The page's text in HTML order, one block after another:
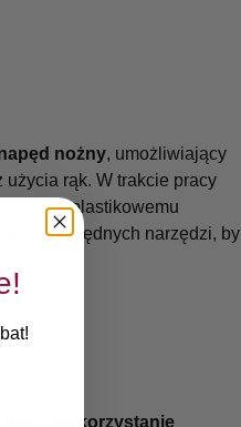
nożny, umożliwiający
rąk. W trakcie pracy
plastikowemu
niezbędnych narzędzi, by
Wykorzystanie